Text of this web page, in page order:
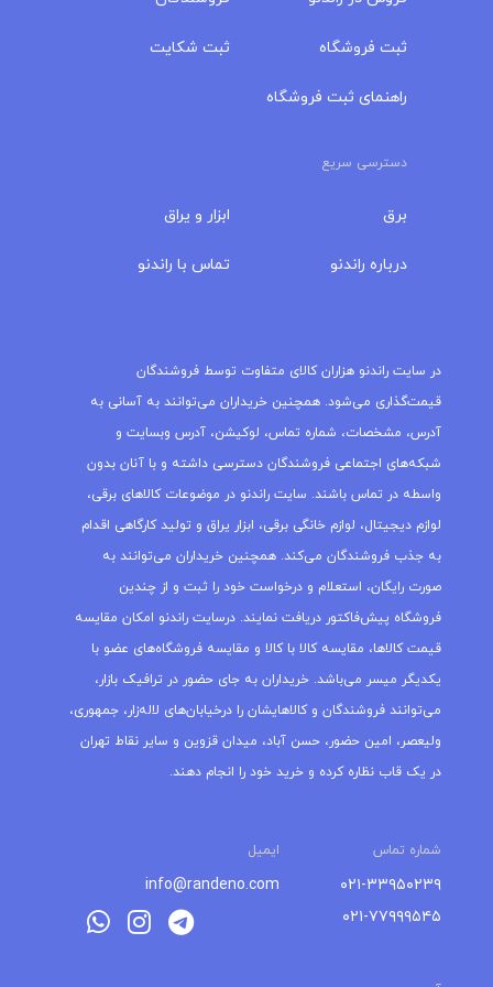
ثبت فروشگاه
راهنمای ثبت فروشگاه
ثبت شکایت
دسترسی سریع
برق
درباره‌ راندنو
ابزار و یراق
تماس با راندنو
در سایت راندنو هزاران کالای متفاوت توسط فروشندگان
قیمت‌گذاری می‌شود. همچنین خریداران می‌توانند به آسانی به
آدرس، مشخصات، شماره تماس، لوکیشن، آدرس وبسایت و
شبکه‌های اجتماعی فروشندگان دسترسی داشته و با آنان بدون
واسطه در تماس باشند. سایت راندنو در موضوعات کالاهای برقی،
لوازم دیجیتال، لوازم خانگی برقی، ابزار یراق و تولید کارگاهی اقدام
به جذب فروشندگان می‌کند. همچنین خریداران می‌توانند به
صورت رایگان، استعلام و درخواست خود را ثبت و از چندین
فروشگاه پیش‌فاکتور دریافت نمایند. درسایت راندنو امکان مقایسه
قیمت کالاها، مقایسه کالا با کالا و مقایسه فروشگاه‌های عضو با
یکدیگر میسر می‌باشد. خریداران به جای حضور در ترافیک بازار،
می‌توانند فروشندگان و کالاهایشان را درخیابان‌های لاله‌زار، جمهوری،
ولیعصر، امین حضور، حسن آباد، میدان قزوین و سایر نقاط تهران
در یک قاب نظاره کرده و خرید خود را انجام دهند.
شماره تماس ایمیل
۰۲۱-۳۳۹۵۰۲۳۹
۰۲۱-۷۷۹۹۹۵۴۵
info@randeno.com